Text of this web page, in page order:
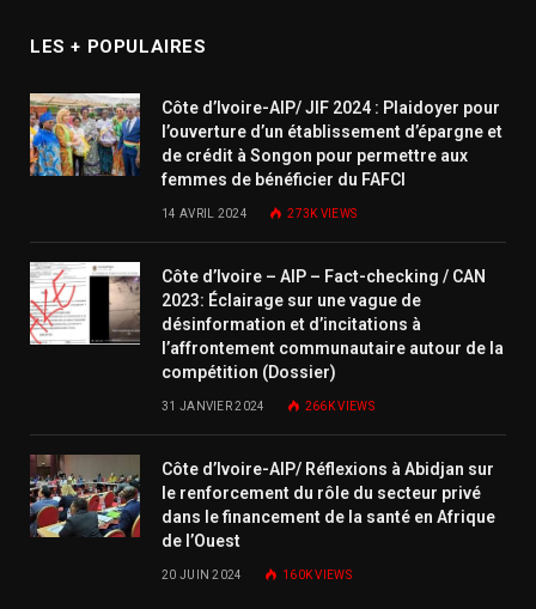
LES + POPULAIRES
Côte d’Ivoire-AIP/ JIF 2024 : Plaidoyer pour
l’ouverture d’un établissement d’épargne et
de crédit à Songon pour permettre aux
femmes de bénéficier du FAFCI
14 AVRIL 2024 273KVIEWS
Côte d’Ivoire – AIP – Fact-checking / CAN
2023: Éclairage sur une vague de
désinformation et d’incitations à
l’affrontement communautaire autour de la
compétition (Dossier)
31 JANVIER 2024 266KVIEWS
Côte d’Ivoire-AIP/ Réflexions à Abidjan sur
le renforcement du rôle du secteur privé
dans le financement de la santé en Afrique
de l’Ouest
20 JUIN 2024 160KVIEWS